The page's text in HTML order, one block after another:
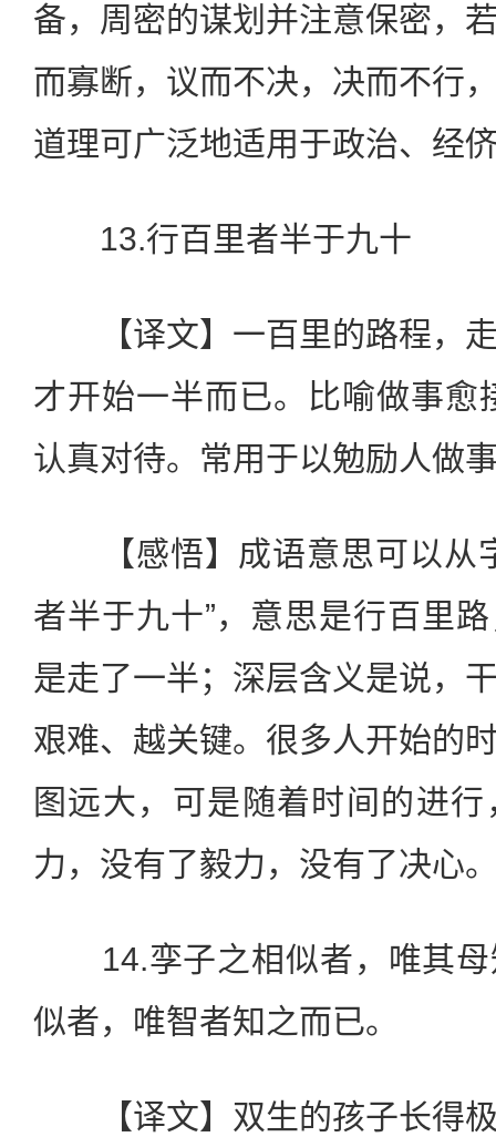
备，周密的谋划并注意保密，
而寡断，议而不决，决而不行
道理可广泛地适用于政治、经
13.行百里者半于九十
【译文】一百里的路程，走
才开始一半而已。比喻做事愈
认真对待。常用于以勉励人做
【感悟】成语意思可以从
者半于九十”，意思是行百里
是走了一半；深层含义是说，
艰难、越关键。很多人开始的
图远大，可是随着时间的进
力，没有了毅力，没有了决心
14.孪子之相似者，唯其母
似者，唯智者知之而已。
【译文】双生的孩子长得极